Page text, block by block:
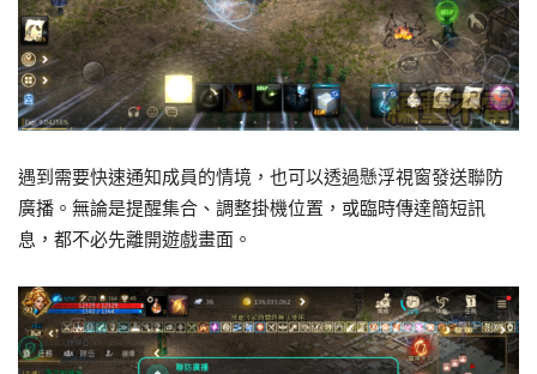
遇到需要快速通知成員的情境，也可以透過懸浮視窗發送聯防
廣播。無論是提醒集合、調整掛機位置，或臨時傳達簡短訊
息，都不必先離開遊戲畫面。